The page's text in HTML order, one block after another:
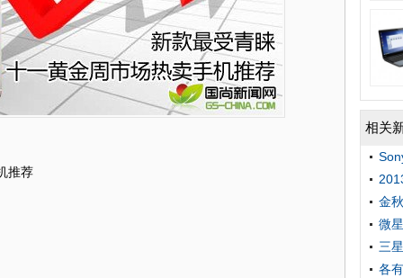
推荐
相关
金
微
三
各